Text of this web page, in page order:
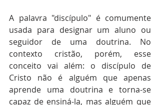
A palavra "discípulo" é comumente
usada para designar um aluno ou
seguidor de uma doutrina. No
contexto cristão, porém, esse
conceito vai além: o discípulo de
Cristo não é alguém que apenas
aprende uma doutrina e torna-se
capaz de ensiná-la, mas alguém que